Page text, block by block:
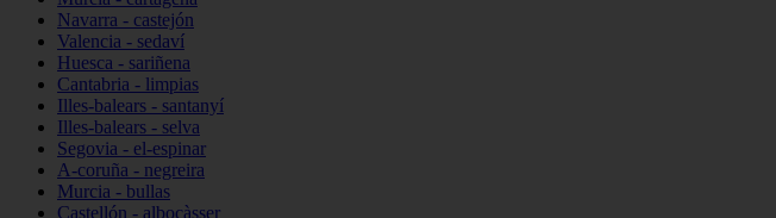
Navarra - castejón
Valencia - sedaví
Huesca - sariñena
Cantabria - limpias
Illes-balears - santanyí
Illes-balears - selva
Segovia - el-espinar
A-coruña - negreira
Murcia - bullas
Castellón - albocàsser